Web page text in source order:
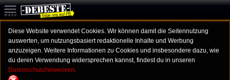
Diese Website verwendet Cookies. Wir können damit die Seitennutzung
auswerten, um nutzungsbasiert redaktionelle Inhalte und Werbung
anzuzeigen. Weitere Informationen zu Cookies und insbesondere dazu, wie
du deren Verwendung widersprechen kannst, findest du in unseren
Datenschutzhinweisen.